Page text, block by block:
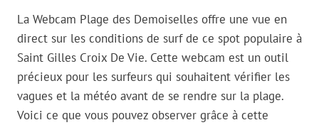
La Webcam Plage des Demoiselles offre une vue en
direct sur les conditions de surf de ce spot populaire à
Saint Gilles Croix De Vie. Cette webcam est un outil
précieux pour les surfeurs qui souhaitent vérifier les
vagues et la météo avant de se rendre sur la plage.
Voici ce que vous pouvez observer grâce à cette